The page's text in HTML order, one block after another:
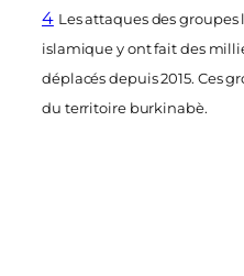
4 Les attaques des groupes
islamique y ont fait des
déplacés depuis 2015. Ces
du territoire burkinabè.